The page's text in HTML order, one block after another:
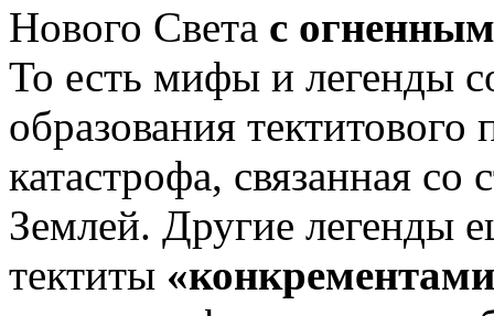
Нового Света с
То есть мифы и легенды
образования тектитового
катастрофа, связанная
Землей. Другие легенды
тектиты «конкрементами